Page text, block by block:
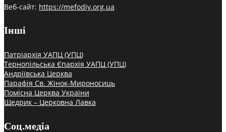
Веб-сайт: https://mefodiy.org.ua
Інші
Патріархія УАПЦ (УПЦ)
Тернопільська Єпархія УАПЦ (УПЦ)
Андріївська Церква
Парафія Св. Жінок-Мироносиць
Помісна Церква України
Щедрик – Церковна Лавка
Соц.медіа